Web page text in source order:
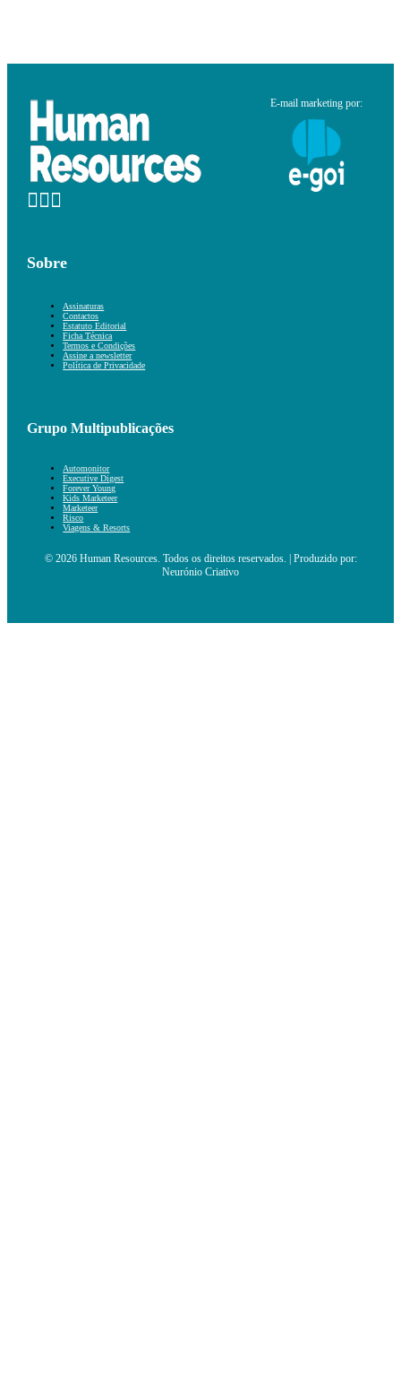
E-mail marketing por:
Sobre
Assinaturas
Contactos
Estatuto Editorial
Ficha Técnica
Termos e Condições
Assine a newsletter
Política de Privacidade
Grupo Multipublicações
Automonitor
Executive Digest
Forever Young
Kids Marketeer
Marketeer
Risco
Viagens & Resorts
© 2026 Human Resources. Todos os direitos reservados. | Produzido por:
Neurónio Criativo